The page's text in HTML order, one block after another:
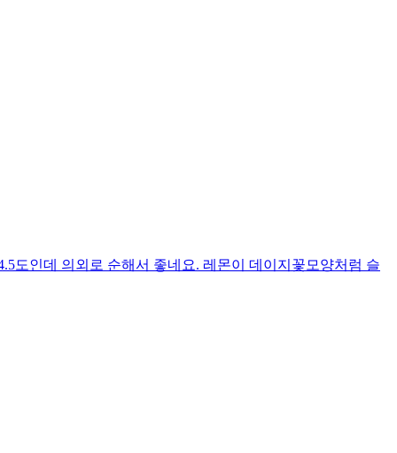
도인데 의외로 순해서 좋네요. 레몬이 데이지꽃모양처럼 슬